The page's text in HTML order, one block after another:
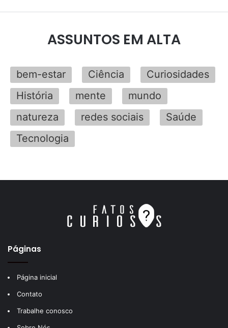
ASSUNTOS EM ALTA
bem-estar Ciência
Curiosidades
História
mente
mundo
natureza
redes sociais
Saúde
Tecnologia
Páginas
Página inicial
Contato
Trabalhe conosco